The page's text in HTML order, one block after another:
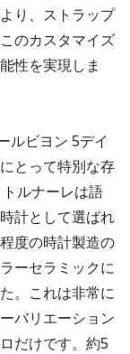
り、ストラップ
のカスタマイズ
性を実現しま
ルビヨン 5デイ
とって特別な存
ルナーレは語
計として選ばれ
度の時計製造の
ーセラミックに
。これは非常に
バリエーション
だけです。約5